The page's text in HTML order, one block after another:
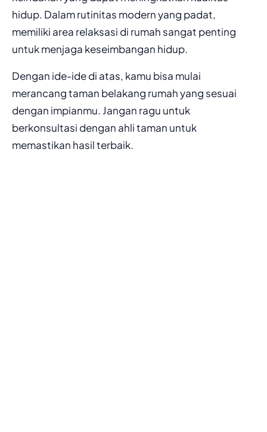
hidup. Dalam rutinitas modern yang padat,
memiliki area relaksasi di rumah sangat penting
untuk menjaga keseimbangan hidup.
Dengan ide-ide di atas, kamu bisa mulai
merancang taman belakang rumah yang sesuai
dengan impianmu. Jangan ragu untuk
berkonsultasi dengan ahli taman untuk
memastikan hasil terbaik.